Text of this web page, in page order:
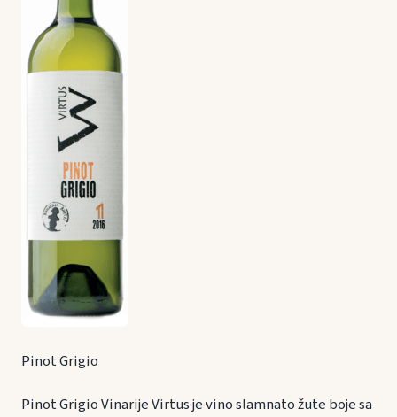
Pinot Grigio
Pinot Grigio Vinarije Virtus je vino slamnato žute boje sa